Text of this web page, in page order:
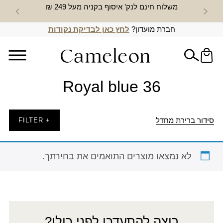
משלוח חינם לנק’ איסוף בקניה מעל 249 ₪ חדש
חברת מועדון? לחץ כאן לבדיקת נקודות
Royal blue 36
סידור ברירת מחדל + FILTER
לא נמצאו מוצרים התואמים את בחירתך.